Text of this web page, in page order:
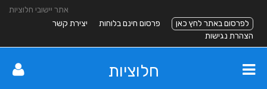
אתר יישובי חלוציות
לפרסום באתר לחץ כאן
פרסום חינם בלוחות
יצירת קשר
הצהרת נגישות
חלוציות